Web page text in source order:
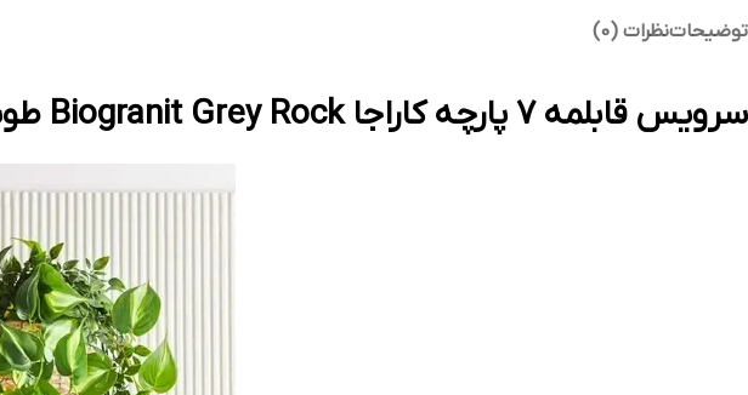
توضیحاتنظرات (0)
سرویس قابلمه ۷ پارچه کاراجا Biogranit Grey Rock طوسی